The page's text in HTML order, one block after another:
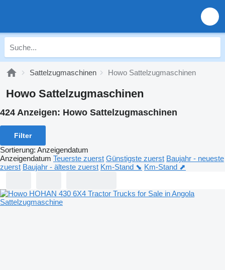
Sattelzugmaschinen Howo Sattelzugmaschinen
Howo Sattelzugmaschinen
424 Anzeigen: Howo Sattelzugmaschinen
Filter
Sortierung: Anzeigendatum
Anzeigendatum Teuerste zuerst Günstigste zuerst Baujahr - neueste
zuerst Baujahr - älteste zuerst Km-Stand ⬊ Km-Stand ⬈